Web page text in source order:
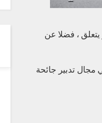
يتعلق ، فضلا عن
مجال تدبير جائحة